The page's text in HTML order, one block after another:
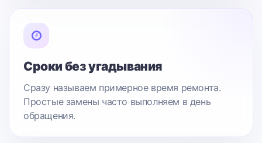
Сроки без угадывания
Сразу называем примерное время ремонта.
Простые замены часто выполняем в день
обращения.